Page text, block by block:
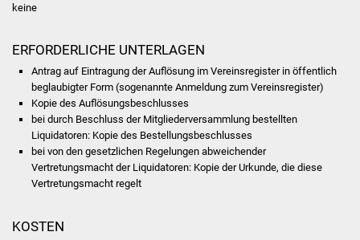
Fachteam Jugend
Kinder- und
Familienzentrum
Stadtwerke
keine
ERFORDERLICHE UNTERLAGEN
Antrag auf Eintragung der Auflösung im Vereinsregister in öffentlich
beglaubigter Form (sogenannte Anmeldung zum Vereinsregister)
Kopie des Auflösungsbeschlusses
bei durch Beschluss der Mitgliederversammlung bestellten
Liquidatoren: Kopie des Bestellungsbeschlusses
bei von den gesetzlichen Regelungen abweichender
Vertretungsmacht der Liquidatoren: Kopie der Urkunde, die diese
Vertretungsmacht regelt
KOSTEN